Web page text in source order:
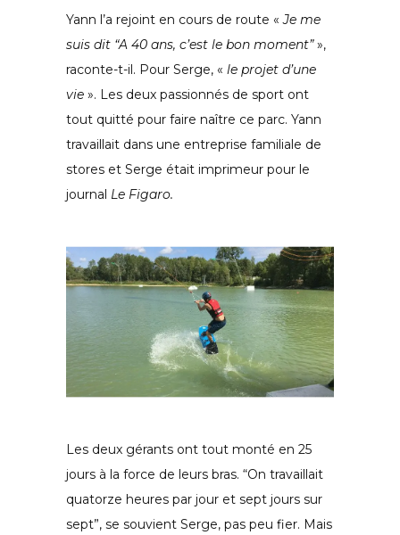
Yann l’a rejoint en cours de route «Je me
suis dit “A 40 ans, c’est le bon moment”»,
raconte-t-il. Pour Serge, « le projet d’une
vie ». Les deux passionnés de sport ont
tout quitté pour faire naître ce parc. Yann
travaillait dans une entreprise familiale de
stores et Serge était imprimeur pour le
journal Le Figaro.
Les deux gérants ont tout monté en 25
jours à la force de leurs bras. “On travaillait
quatorze heures par jour et sept jours sur
sept”, se souvient Serge, pas peu fier. Mais